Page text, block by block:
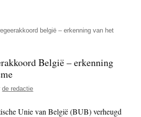
belgië – erkenning van het
België – erkenning
de redactie
Unie van België (BUB) verheugd